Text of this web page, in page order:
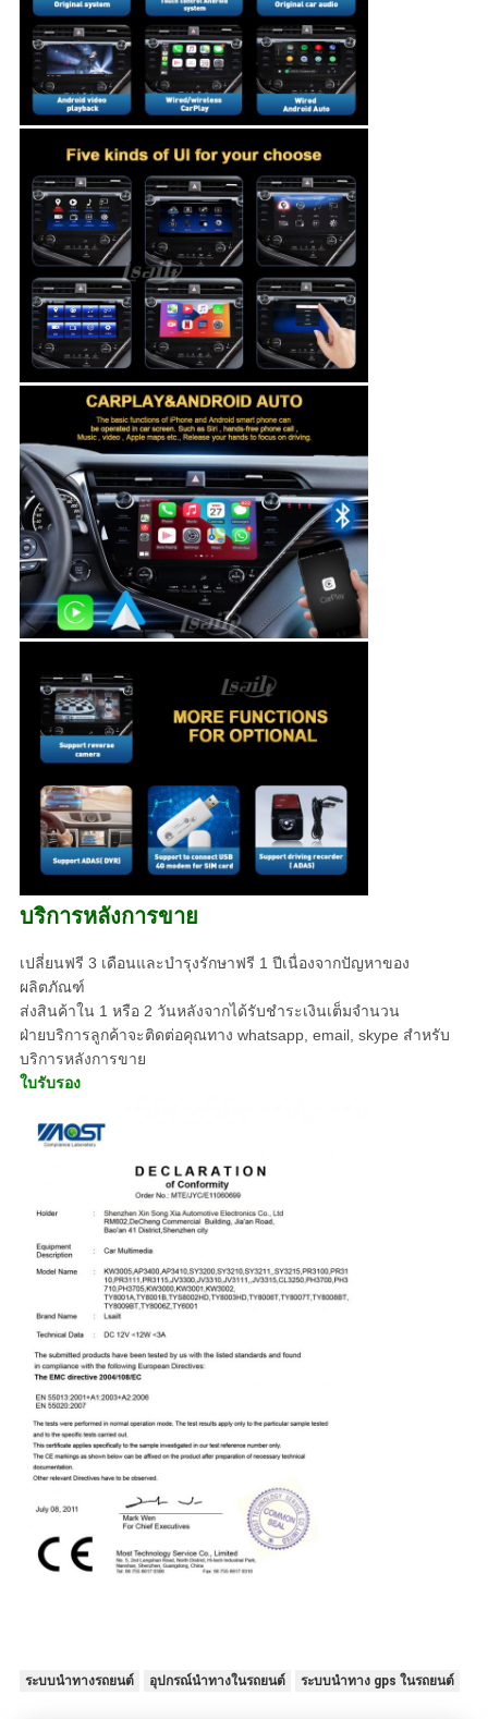
บริการหลังการขาย
เปลี่ยนฟรี 3 เดือนและบำรุงรักษาฟรี 1 ปีเนื่องจากปัญหาของ
ผลิตภัณฑ์
ส่งสินค้าใน 1 หรือ 2 วันหลังจากได้รับชำระเงินเต็มจำนวน
ฝ่ายบริการลูกค้าจะติดต่อคุณทาง whatsapp, email, skype สำหรับ
บริการหลังการขาย
ใบรับรอง
ระบบนำทางรถยนต์ อุปกรณ์นำทางในรถยนต์ ระบบนำทาง gps ในรถยนต์